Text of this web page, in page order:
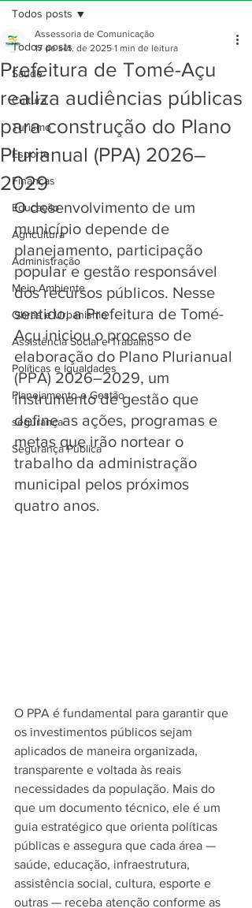
Todos posts
Saúde
Cultura
Turismo
Esporte
Finanças
Educação
Agricultura
Administração
Meio Ambiente
Obras e Urbanismo
Assistência Social e Trabalho
Políticas e Igualdades
Planejamento e Gestão
segurança
Segurança Pública
Todos posts
Prefeitura de Tomé-Açu
realiza audiências públicas
para construção do Plano
Plurianual (PPA) 2026–
2029
Assessoria de Comunicação
17 de set. de 2025 1 min de leitura
O desenvolvimento de um
município depende de
planejamento, participação
popular e gestão responsável
dos recursos públicos. Nesse
sentido, a Prefeitura de Tomé-
Açu iniciou o processo de
elaboração do Plano Plurianual
(PPA) 2026–2029, um
instrumento de gestão que
define as ações, programas e
metas que irão nortear o
trabalho da administração
municipal pelos próximos
quatro anos.
O PPA é fundamental para garantir que
os investimentos públicos sejam
aplicados de maneira organizada,
transparente e voltada às reais
necessidades da população. Mais do
que um documento técnico, ele é um
guia estratégico que orienta políticas
públicas e assegura que cada área —
saúde, educação, infraestrutura,
assistência social, cultura, esporte e
outras — receba atenção conforme as